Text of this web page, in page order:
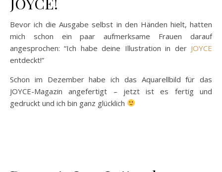
Bevor ich die Ausgabe selbst in den Händen hielt, hatten
mich schon ein paar aufmerksame Frauen darauf
angesprochen: “Ich habe deine Illustration in der JOYCE
entdeckt!”
Schon im Dezember habe ich das Aquarellbild für das
JOYCE-Magazin angefertigt – jetzt ist es fertig und
gedruckt und ich bin ganz glücklich